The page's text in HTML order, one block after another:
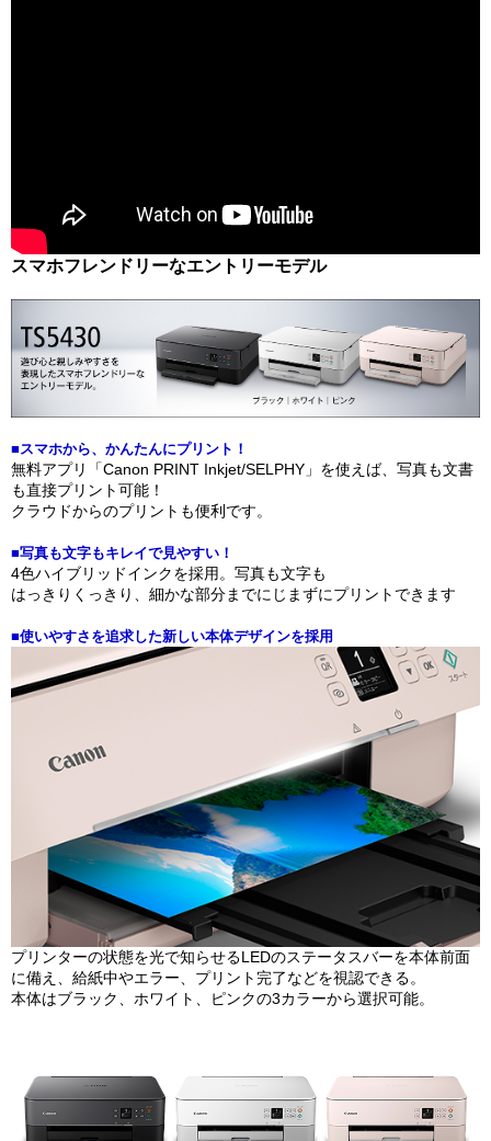
スマホフレンドリーなエントリーモデル
■スマホから、かんたんにプリント！
無料アプリ「Canon PRINT Inkjet/SELPHY」を使えば、写真も文書
も直接プリント可能！
クラウドからのプリントも便利です。
■写真も文字もキレイで見やすい！
4色ハイブリッドインクを採用。写真も文字も
はっきりくっきり、細かな部分までにじまずにプリントできます
■使いやすさを追求した新しい本体デザインを採用
プリンターの状態を光で知らせるLEDのステータスバーを本体前面
に備え、給紙中やエラー、プリント完了などを視認できる。
本体はブラック、ホワイト、ピンクの3カラーから選択可能。